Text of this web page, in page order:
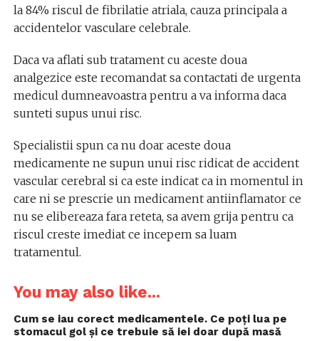
la 84% riscul de fibrilatie atriala, cauza principala a
accidentelor vasculare celebrale.
Daca va aflati sub tratament cu aceste doua
analgezice este recomandat sa contactati de urgenta
medicul dumneavoastra pentru a va informa daca
sunteti supus unui risc.
Specialistii spun ca nu doar aceste doua
medicamente ne supun unui risc ridicat de accident
vascular cerebral si ca este indicat ca in momentul in
care ni se prescrie un medicament antiinflamator ce
nu se elibereaza fara reteta, sa avem grija pentru ca
riscul creste imediat ce incepem sa luam
tratamentul.
You may also like...
Cum se iau corect medicamentele. Ce poți lua pe
stomacul gol și ce trebuie să iei doar după masă